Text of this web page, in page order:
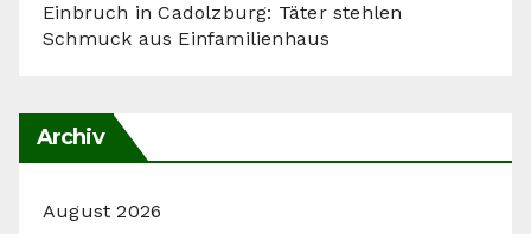
Einbruch in Cadolzburg: Täter stehlen
Schmuck aus Einfamilienhaus
Archiv
August 2026